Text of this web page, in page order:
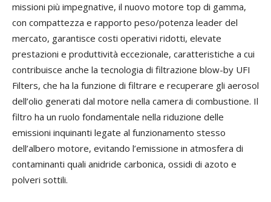
missioni più impegnative, il nuovo motore top di gamma,
con compattezza e rapporto peso/potenza leader del
mercato, garantisce costi operativi ridotti, elevate
prestazioni e produttività eccezionale, caratteristiche a cui
contribuisce anche la tecnologia di filtrazione blow-by UFI
Filters, che ha la funzione di filtrare e recuperare gli aerosol
dell’olio generati dal motore nella camera di combustione. Il
filtro ha un ruolo fondamentale nella riduzione delle
emissioni inquinanti legate al funzionamento stesso
dell’albero motore, evitando l’emissione in atmosfera di
contaminanti quali anidride carbonica, ossidi di azoto e
polveri sottili.